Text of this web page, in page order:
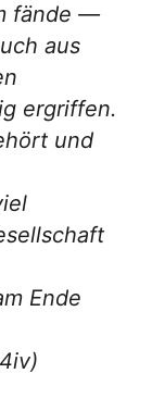
fände —
aus
ergriffen.
und
Ende